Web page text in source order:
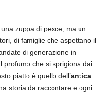
zuppa di pesce, ma un
di famiglie che aspettano il
di generazione in
profumo che si sprigiona dai
piatto è quello dell’antica
storia da raccontare e ogni